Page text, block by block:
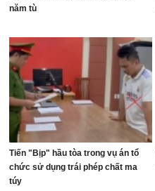
năm tù
Tiến "Bịp" hầu tòa trong vụ án tổ
chức sử dụng trái phép chất ma
túy